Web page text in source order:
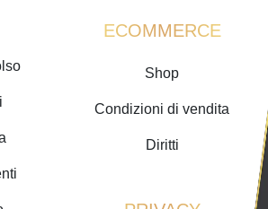
ECOMMERCE
Shop
Condizioni di vendita
Diritti